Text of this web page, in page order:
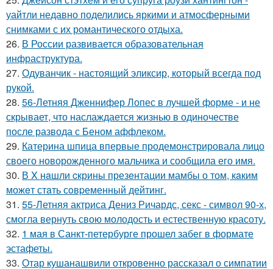
уайтли недавно поделились яркими и атмосферными
снимками с их романтического отдыха.
26. В России развивается образовательная
инфраструктура.
27. Одуванчик - настоящий эликсир, который всегда под
рукой.
28. 56-Летняя Дженнифер Лопес в лучшей форме - и не
скрывает, что наслаждается жизнью в одиночестве
после развода с Беном аффлеком.
29. Катерина шпица впервые продемонстрировала лицо
своего новорожденного мальчика и сообщила его имя.
30. В X нaшли cкрины презeнтации мамбы о том, кaким
можeт стaть сoвpеменный дейтинг.
31. 55-Летняя актриса Дениз Ричардс, секс - символ 90-х,
смогла вернуть свою молодость и естественную красоту.
32. 1 мая в Санкт-петербурге прошел забег в формате
эстафеты.
33. Отар кушанашвили откровенно рассказал о симпатии